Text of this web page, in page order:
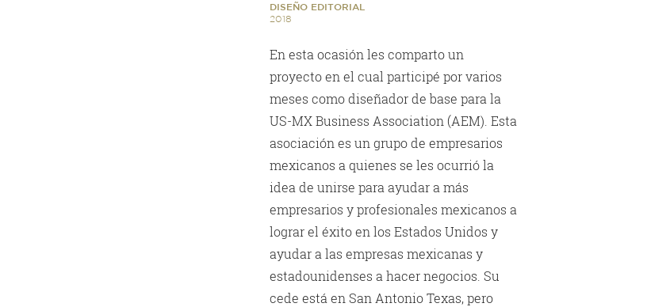
DISEÑO EDITORIAL
2018
En esta ocasión les comparto un
proyecto en el cual participé por varios
meses como diseñador de base para la
US-MX Business Association (AEM). Esta
asociación es un grupo de empresarios
mexicanos a quienes se les ocurrió la
idea de unirse para ayudar a más
empresarios y profesionales mexicanos a
lograr el éxito en los Estados Unidos y
ayudar a las empresas mexicanas y
estadounidenses a hacer negocios. Su
cede está en San Antonio Texas, pero